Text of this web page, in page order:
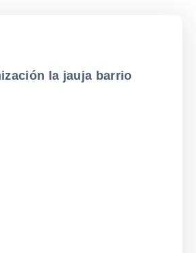
la jauja barrio